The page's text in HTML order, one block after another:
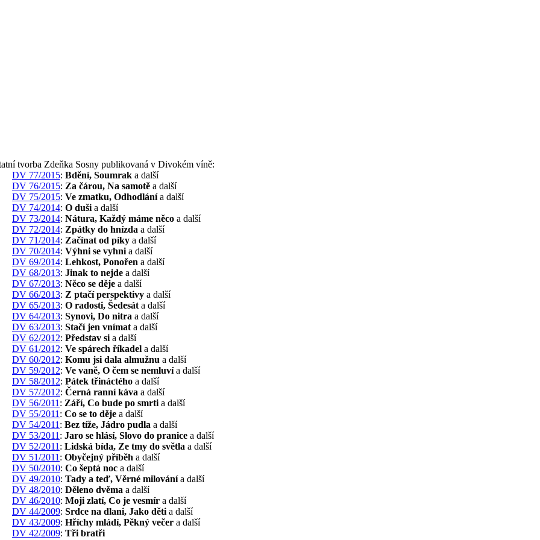
tvorba Zdeňka Sosny publikovaná v Divokém víně:
DV 77/2015: Bdění, Soumrak a další
DV 76/2015: Za čárou, Na samotě a další
DV 75/2015: Ve zmatku, Odhodlánía další
DV 74/2014: O duši a další
DV 73/2014: Nátura, Každý máme něco a další
DV 72/2014: Zpátky do hnízda a další
DV 71/2014: Začínat od píky a další
DV 70/2014: Výhni se vyhni a další
DV 69/2014: Lehkost, Ponořen a další
DV 68/2013: Jinak to nejde a další
DV 67/2013: Něco se děje a další
DV 66/2013: Z ptačí perspektivy a další
DV 65/2013: O radosti, Šedesát a další
DV 64/2013: Synovi, Do nitra a další
DV 63/2013: Stačí jen vnímat a další
DV 62/2012: Představ si a další
DV 61/2012: Ve spárech říkadel a další
DV 60/2012: Komu jsi dala almužnu a další
DV 59/2012: Ve vaně, O čem se nemluvía další
DV 58/2012: Pátek třináctého a další
DV 57/2012: Černá ranní káva a další
DV 56/2011 : Září, Co bude po smrti a další
DV 55/2011 : Co se to děje a další
DV 54/2011 : Bez tíže, Jádro pudla a další
DV 53/2011 : Jaro se hlásí, Slovo do pranice a další
DV 52/2011 : Lidská bída, Ze tmy do světla a další
DV 51/2011 : Obyčejný příběh a další
DV 50/2010: Co šeptá noc a další
DV 49/2010: Tady a teď, Věrné milovánía další
DV 48/2010: Děleno dvěma a další
DV 46/2010: Moji zlatí, Co je vesmír a další
DV 44/2009: Srdce na dlani, Jako děti a další
DV 43/2009: Hříchy mládí, Pěkný večer a další
DV 42/2009: Tři bratři